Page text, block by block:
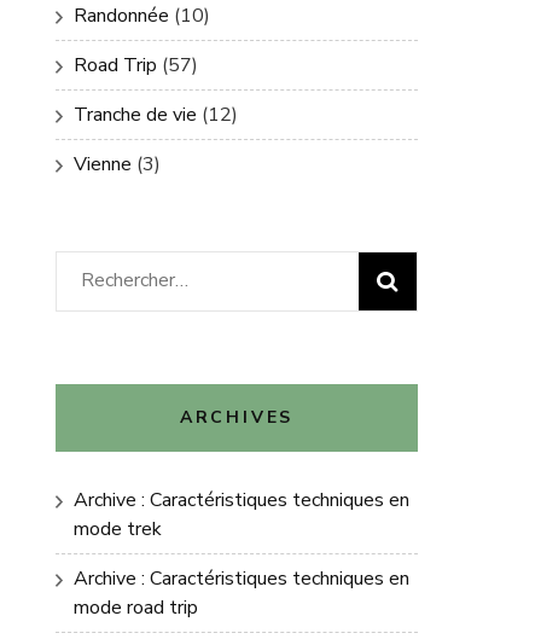
Randonnée (10)
Road Trip (57)
Tranche de vie (12)
Vienne (3)
Rechercher :
ARCHIVES
Archive : Caractéristiques techniques en
mode trek
Archive : Caractéristiques techniques en
mode road trip